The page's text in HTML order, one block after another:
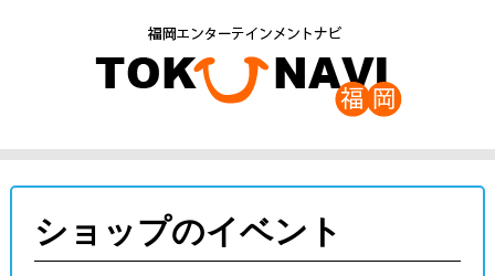
ショップのイベント